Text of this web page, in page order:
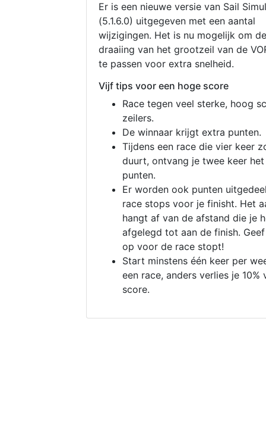
Er is een nieuwe versie van Sail
(5.1.6.0) uitgegeven met een aantal
wijzigingen. Het is nu mogelijk om de
draaiing van het grootzeil van de
te passen voor extra snelheid.
Vijf tips voor een hoge score
Race tegen veel sterke, hoog
zeilers.
De winnaar krijgt extra punten.
Tijdens een race die vier keer
duurt, ontvang je twee keer
punten.
Er worden ook punten
race stops voor je finisht. Het
hangt af van de afstand die je
afgelegd tot aan de finish.
op voor de race stopt!
Start minstens één keer per
een race, anders verlies je 10%
score.